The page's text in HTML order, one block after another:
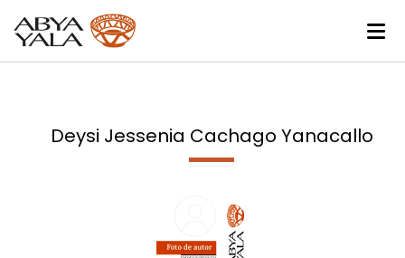
Deysi Jessenia Cachago Yanacallo